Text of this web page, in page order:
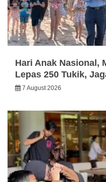
Hari Anak Nasional,
Lepas 250 Tukik,
7 August 2026